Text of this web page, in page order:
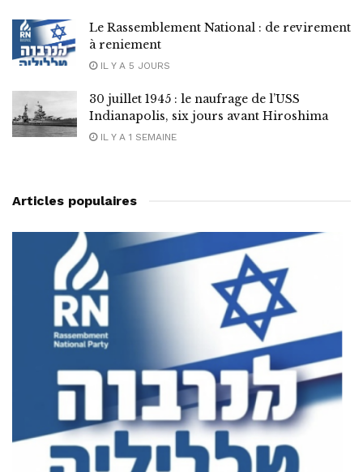
Le Rassemblement National : de revirement
à reniement
IL Y A 5 JOURS
30 juillet 1945 : le naufrage de l’USS
Indianapolis, six jours avant Hiroshima
IL Y A 1 SEMAINE
Articles populaires